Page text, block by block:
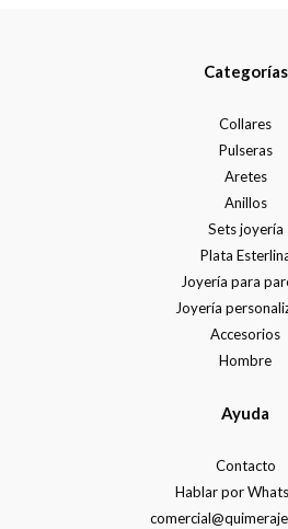
Categorías
Collares
Pulseras
Aretes
Anillos
Sets joyería
Plata
Joyería para
Joyería
Accesorios
Hombre
Ayuda
Contacto
Hablar por